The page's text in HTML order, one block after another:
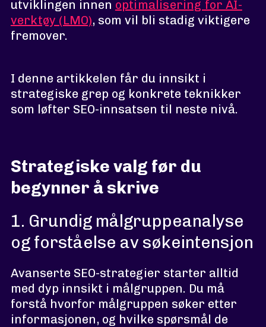
utviklingen innen optimalisering for AI-
verktøy (LMO), som vil bli stadig viktigere
fremover.
I denne artikkelen får du innsikt i
strategiske grep og konkrete teknikker
som løfter SEO-innsatsen til neste nivå.
Strategiske valg før du
begynner å skrive
1. Grundig målgruppeanalyse
og forståelse av søkeintensjon
Avanserte SEO-strategier starter alltid
med dyp innsikt i målgruppen. Du må
forstå hvorfor målgruppen søker etter
informasjonen, og hvilke spørsmål de